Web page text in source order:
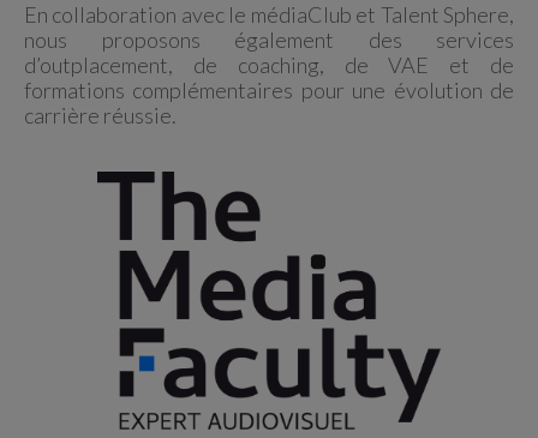
En collaboration avec le médiaClub et Talent Sphere,
nous proposons également des services
d’outplacement, de coaching, de VAE et de
formations complémentaires pour une évolution de
carrière réussie.